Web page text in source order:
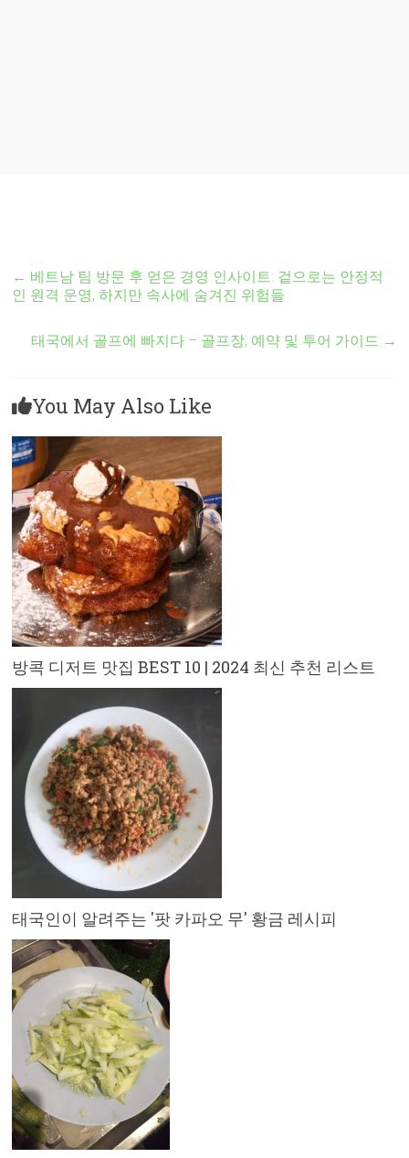
← 베트남 팀 방문 후 얻은 경영 인사이트: 겉으로는 안정적
인 원격 운영, 하지만 속사에 숨겨진 위험들
태국에서 골프에 빠지다 – 골프장, 예약 및 투어 가이드 →
You May Also Like
방콕 디저트 맛집 BEST 10 | 2024 최신 추천 리스트
태국인이 알려주는 '팟 카파오 무' 황금 레시피